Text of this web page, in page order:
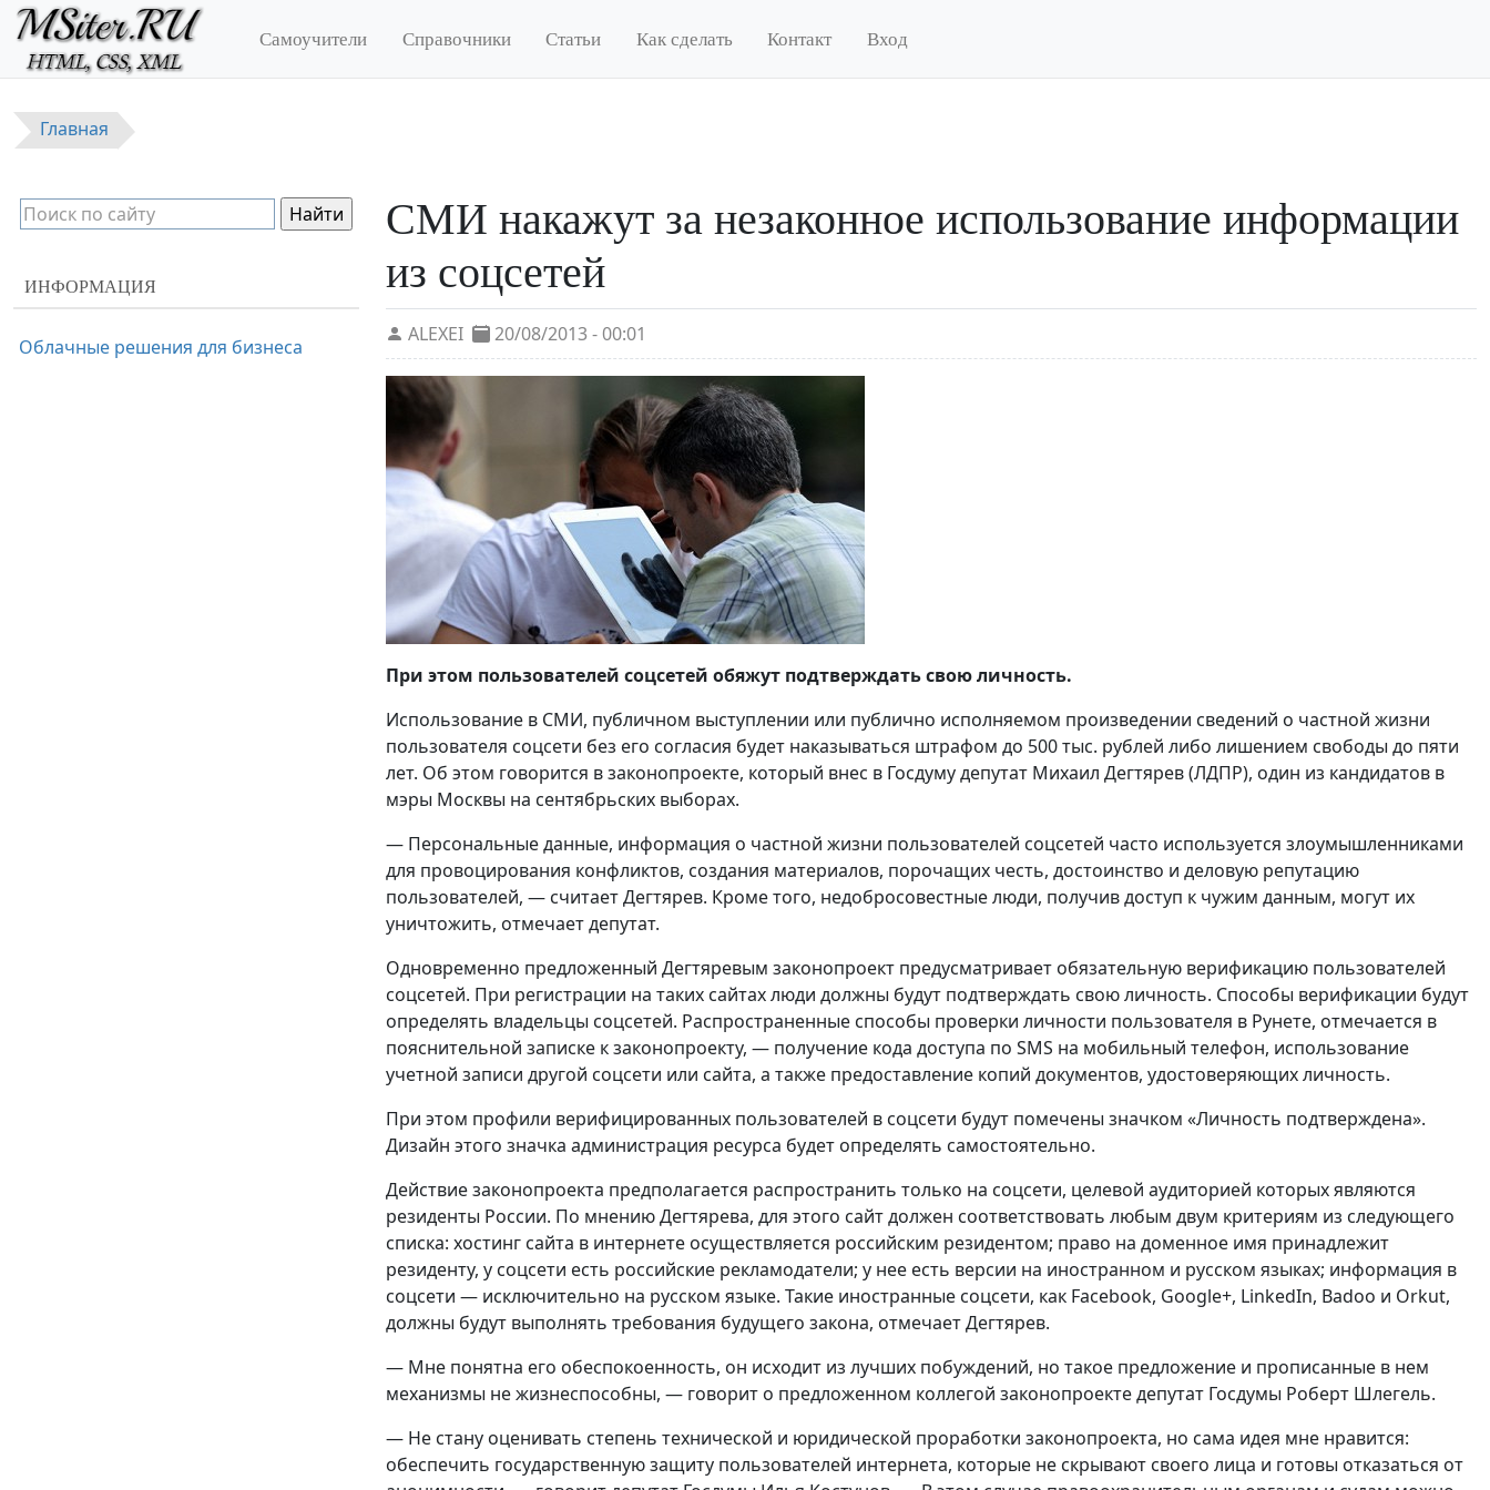
Перейти к основному содержанию
Самоучители Справочники Статьи Как сделать Контакт Вход
Главная
СМИ накажут за незаконное использование информации
из соцсетей
ALEXEI 20/08/2013 - 00:01
При этом пользователей соцсетей обяжут подтверждать свою личность.
Использование в СМИ, публичном выступлении или публично исполняемом произведении сведений о частной жизни
пользователя соцсети без его согласия будет наказываться штрафом до 500 тыс. рублей либо лишением свободы до пяти
лет. Об этом говорится в законопроекте, который внес в Госдуму депутат Михаил Дегтярев (ЛДПР), один из кандидатов в
мэры Москвы на сентябрьских выборах.
— Персональные данные, информация о частной жизни пользователей соцсетей часто используется злоумышленниками
для провоцирования конфликтов, создания материалов, порочащих честь, достоинство и деловую репутацию
пользователей, — считает Дегтярев. Кроме того, недобросовестные люди, получив доступ к чужим данным, могут их
уничтожить, отмечает депутат.
Одновременно предложенный Дегтяревым законопроект предусматривает обязательную верификацию пользователей
соцсетей. При регистрации на таких сайтах люди должны будут подтверждать свою личность. Способы верификации будут
определять владельцы соцсетей. Распространенные способы проверки личности пользователя в Рунете, отмечается в
пояснительной записке к законопроекту, — получение кода доступа по SMS на мобильный телефон, использование
учетной записи другой соцсети или сайта, а также предоставление копий документов, удостоверяющих личность.
При этом профили верифицированных пользователей в соцсети будут помечены значком «Личность подтверждена».
Дизайн этого значка администрация ресурса будет определять самостоятельно.
Действие законопроекта предполагается распространить только на соцсети, целевой аудиторией которых являются
резиденты России. По мнению Дегтярева, для этого сайт должен соответствовать любым двум критериям из следующего
списка: хостинг сайта в интернете осуществляется российским резидентом; право на доменное имя принадлежит
резиденту, у соцсети есть российские рекламодатели; у нее есть версии на иностранном и русском языках; информация в
соцсети — исключительно на русском языке. Такие иностранные соцсети, как Facebook, Google+, LinkedIn, Badoo и Orkut,
должны будут выполнять требования будущего закона, отмечает Дегтярев.
— Мне понятна его обеспокоенность, он исходит из лучших побуждений, но такое предложение и прописанные в нем
механизмы не жизнеспособны, — говорит о предложенном коллегой законопроекте депутат Госдумы Роберт Шлегель.
— Не стану оценивать степень технической и юридической проработки законопроекта, но сама идея мне нравится:
обеспечить государственную защиту пользователей интернета, которые не скрывают своего лица и готовы отказаться от
ИНФОРМАЦИЯ
Облачные решения для бизнеса